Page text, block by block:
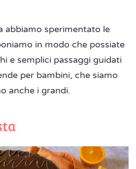
abbiamo sperimentato le
in modo che possiate
e semplici passaggi guidati
per bambini, che siamo
anche i grandi.